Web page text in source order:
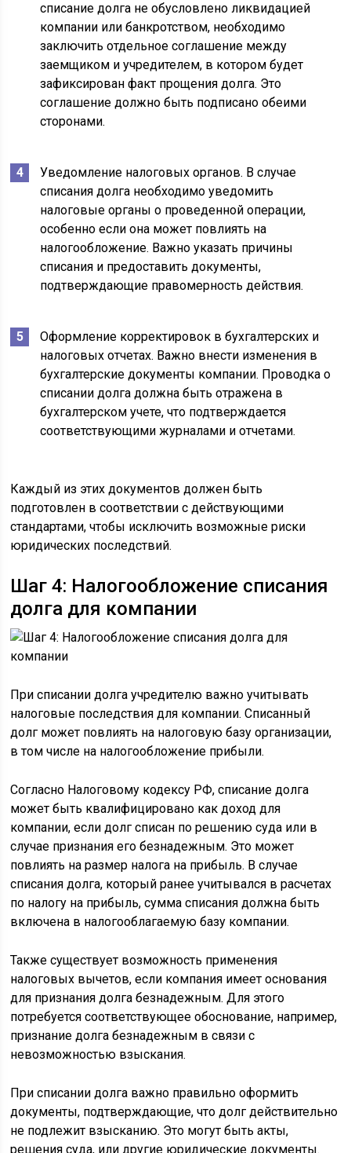
списание долга не обусловлено ликвидацией
компании или банкротством, необходимо
заключить отдельное соглашение между
заемщиком и учредителем, в котором будет
зафиксирован факт прощения долга. Это
соглашение должно быть подписано обеими
сторонами.
Уведомление налоговых органов. В случае
списания долга необходимо уведомить
налоговые органы о проведенной операции,
особенно если она может повлиять на
налогообложение. Важно указать причины
списания и предоставить документы,
подтверждающие правомерность действия.
Оформление корректировок в бухгалтерских и
налоговых отчетах. Важно внести изменения в
бухгалтерские документы компании. Проводка о
списании долга должна быть отражена в
бухгалтерском учете, что подтверждается
соответствующими журналами и отчетами.
Каждый из этих документов должен быть
подготовлен в соответствии с действующими
стандартами, чтобы исключить возможные риски
юридических последствий.
Шаг 4: Налогообложение списания
долга для компании
При списании долга учредителю важно учитывать
налоговые последствия для компании. Списанный
долг может повлиять на налоговую базу организации,
в том числе на налогообложение прибыли.
Согласно Налоговому кодексу РФ, списание долга
может быть квалифицировано как доход для
компании, если долг списан по решению суда или в
случае признания его безнадежным. Это может
повлиять на размер налога на прибыль. В случае
списания долга, который ранее учитывался в расчетах
по налогу на прибыль, сумма списания должна быть
включена в налогооблагаемую базу компании.
Также существует возможность применения
налоговых вычетов, если компания имеет основания
для признания долга безнадежным. Для этого
потребуется соответствующее обоснование, например,
признание долга безнадежным в связи с
невозможностью взыскания.
При списании долга важно правильно оформить
документы, подтверждающие, что долг действительно
не подлежит взысканию. Это могут быть акты,
решения суда, или другие юридические документы.